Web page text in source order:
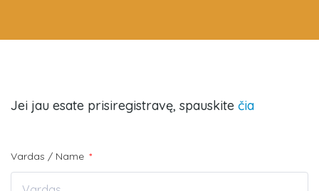
Jei jau esate prisiregistravę, spauskite čia
Vardas / Name *